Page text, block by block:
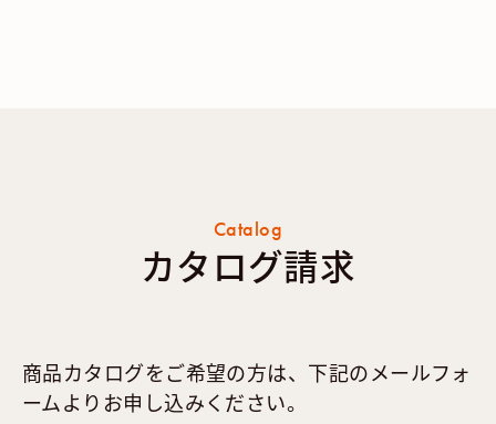
Catalog
カタログ請求
商品カタログをご希望の方は、下記のメールフォ
ームよりお申し込みください。